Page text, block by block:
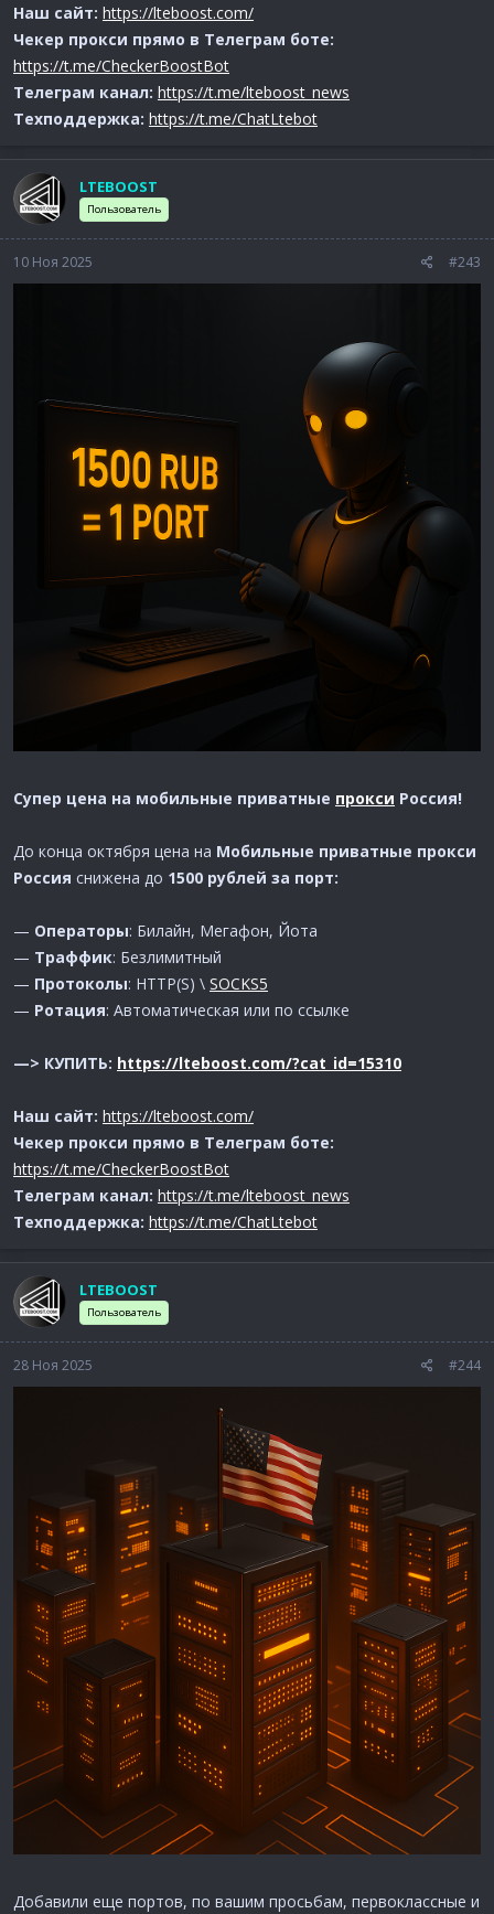
Наш сайт: https://lteboost.com/
Чекер прокси прямо в Телеграм боте:
https://t.me/CheckerBoostBot
Телеграм канал: https://t.me/lteboost_news
Техподдержка: https://t.me/ChatLtebot
LTEBOOST
Пользователь
10 Ноя 2025 #243
Супер цена на мобильные приватные прокси Россия!
До конца октября цена на Мобильные приватные прокси
Россия снижена до 1500 рублей за порт:
— Операторы: Билайн, Мегафон, Йота
— Траффик: Безлимитный
— Протоколы: HTTP(S) \ SOCKS5
— Ротация: Автоматическая или по ссылке
—> КУПИТЬ: https://lteboost.com/?cat_id=15310
Наш сайт: https://lteboost.com/
Чекер прокси прямо в Телеграм боте:
https://t.me/CheckerBoostBot
Телеграм канал: https://t.me/lteboost_news
Техподдержка: https://t.me/ChatLtebot
LTEBOOST
Пользователь
28 Ноя 2025 #244
Добавили еще портов, по вашим просьбам, первоклассные и